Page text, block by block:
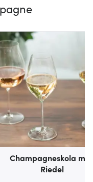
Champagneskola
Riedel